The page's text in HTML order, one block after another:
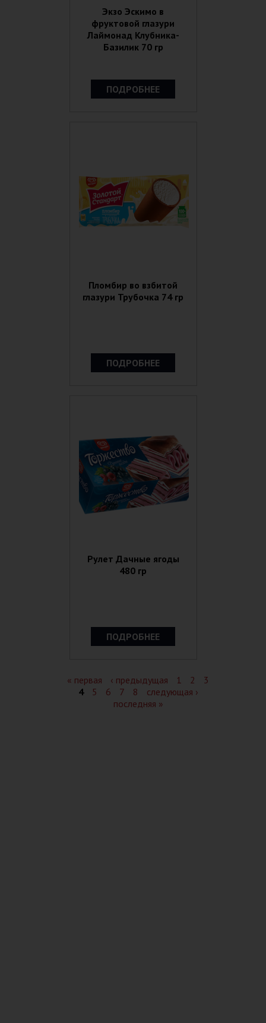
Экзо Эскимо в
фруктовой глазури
Лаймонад Клубника-
Базилик 70 гр
ПОДРОБНЕЕ
Пломбир во взбитой
глазури Трубочка 74 гр
ПОДРОБНЕЕ
Рулет Дачные ягоды
480 гр
ПОДРОБНЕЕ
Страницы
« первая ‹ предыдущая 1 2
3
4
5 6 7 8
следующая ›
последняя »